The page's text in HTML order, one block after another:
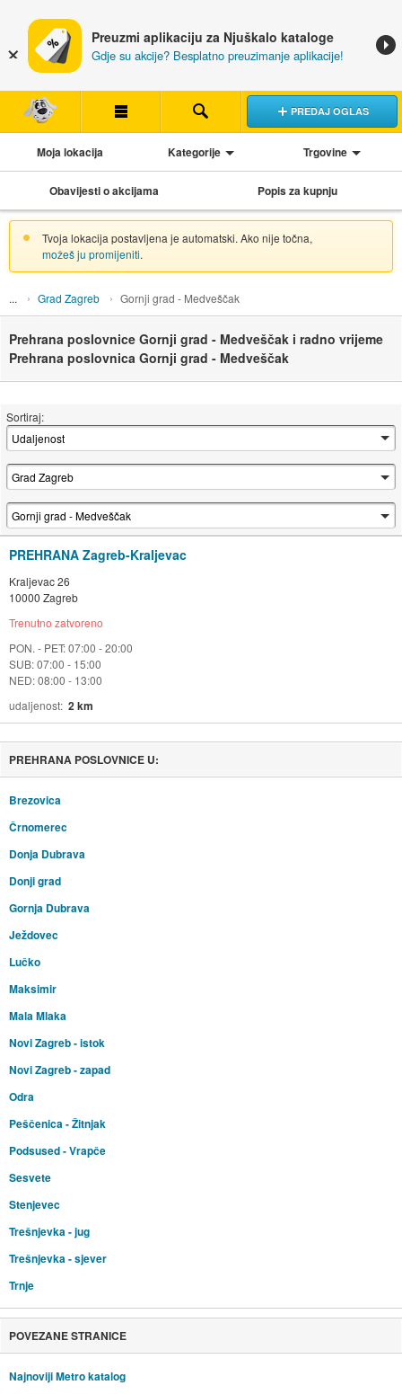
Preuzmi aplikaciju za Njuškalo kataloge
Gdje su akcije? Besplatno preuzimanje aplikacije!
PREDAJ OGLAS
Moja lokacija Kategorije Trgovine
Obavijesti o akcijama Popis za kupnju
Tvoja lokacija postavljena je automatski. Ako nije točna,
možeš ju promijeniti.
Grad Zagreb Gornji grad - Medveščak
Prehrana poslovnice Gornji grad - Medveščak i radno vrijeme
Prehrana poslovnica Gornji grad - Medveščak
Sortiraj:
PREHRANA Zagreb-Kraljevac
Kraljevac 26
10000 Zagreb
Trenutno zatvoreno
PON. - PET: 07:00 - 20:00
SUB: 07:00 - 15:00
NED: 08:00 - 13:00
udaljenost 2 km
PREHRANA POSLOVNICE U:
Brezovica
Črnomerec
Donja Dubrava
Donji grad
Gornja Dubrava
Ježdovec
Lučko
Maksimir
Mala Mlaka
Novi Zagreb - istok
Novi Zagreb - zapad
Odra
Peščenica - Žitnjak
Podsused - Vrapče
Sesvete
Stenjevec
Trešnjevka - jug
Trešnjevka - sjever
Trnje
POVEZANE STRANICE
Najnoviji Metro katalog